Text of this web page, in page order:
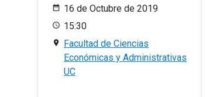
16 de Octubre de 2019
15:30
Facultad de Ciencias
Económicas y Administrativas
UC